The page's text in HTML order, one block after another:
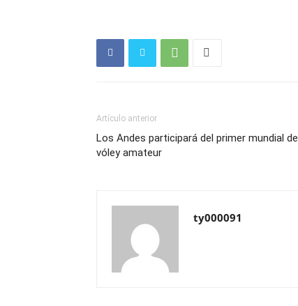
Artículo anterior
Los Andes participará del primer mundial de
vóley amateur
ty000091